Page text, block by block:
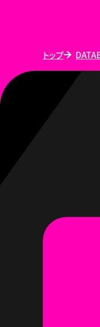
トップ